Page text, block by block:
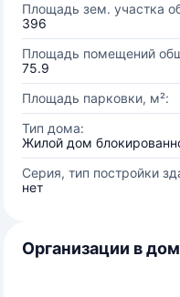
Площадь зем. участка
396
Площадь помещений
75.9
Площадь парковки, м²:
Тип дома:
Жилой дом
Серия, тип постройки
нет
Организации в